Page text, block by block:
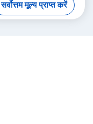
सर्वोत्तम मूल्य प्राप्त करें